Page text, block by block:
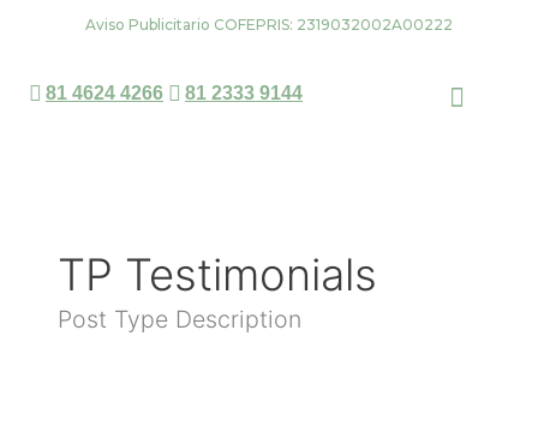
Aviso Publicitario COFEPRIS: 2319032002A00222
81 4624 4266 81 2333 9144
TP Testimonials
Post Type Description